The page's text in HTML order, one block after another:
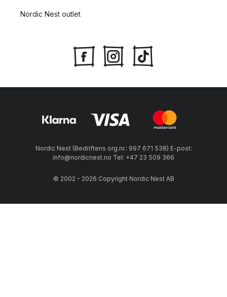
Nordic Nest outlet
Nordic Nest (Bedriftens org.nr.: 997 671 538) E-post:
info@nordicnest.no Tel: +47 23 509 366
© 2002 - 2026 Copyright Nordic Nest AB